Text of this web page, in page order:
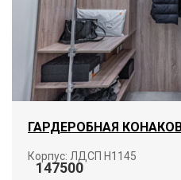
ГАРДЕРОБНАЯ
Корпус: ЛДСП Н1145
147500